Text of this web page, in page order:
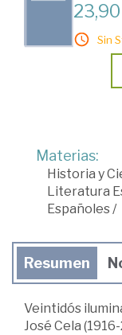
Sin
Materias:
Historia y
Literatura
Españoles/
Resumen
Veintidós
José Cela